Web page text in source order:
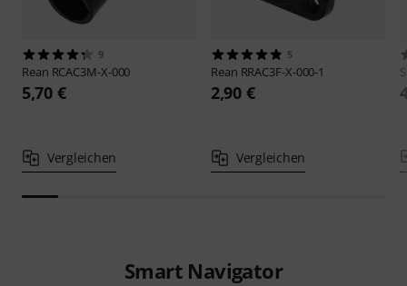
9
Rean RCAC3M-X-000
5,70 €
Vergleichen
5
Rean RRAC3F-X-000-1
2,90 €
Vergleichen
Smart Navigator